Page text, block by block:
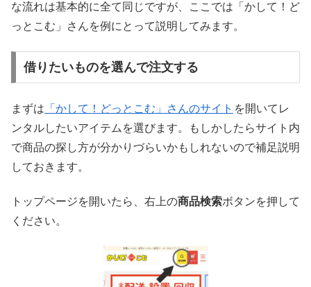
な流れは基本的に全て同じですが、ここでは「かして！ど
っとこむ」さんを例にとって説明してみます。
借りたいものを選んで注文する
まずは 「かして！どっとこむ」さんのサイト を開いてレ
ンタルしたいアイテムを選びます。もしかしたらサイト内
で商品の探し方が分かりづらいかもしれないので補足説明
しておきます。
トップページを開いたら、右上の商品検索ボタンを押して
ください。